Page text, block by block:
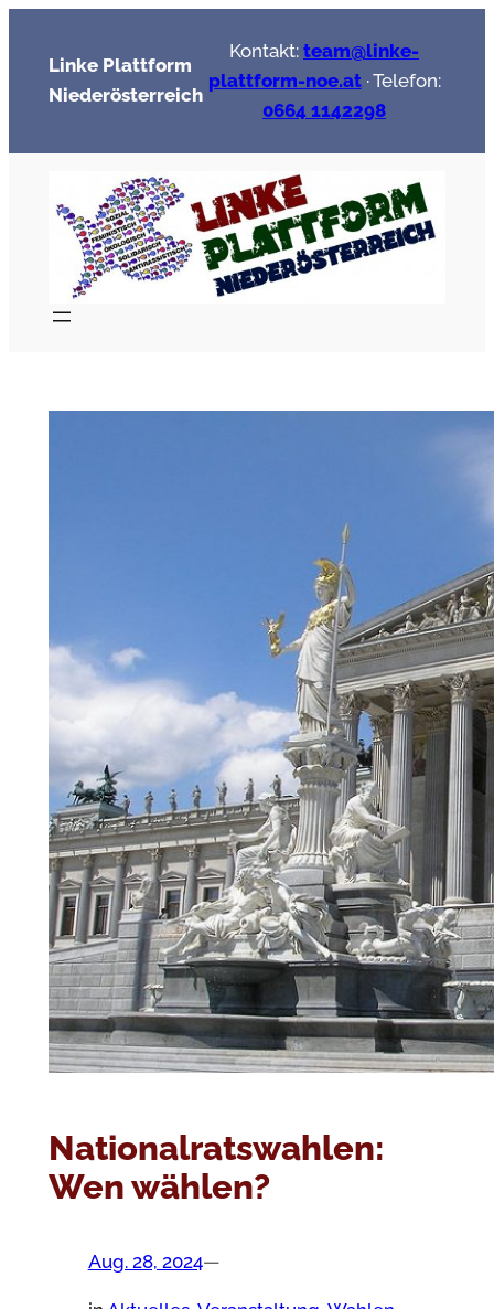
springen
Linke Plattform
Niederösterreich
Kontakt: team@linke-
plattform-noe.at· Telefon:
0664 1142298
Nationalratswahlen:
Wen wählen?
Aug. 28, 2024—